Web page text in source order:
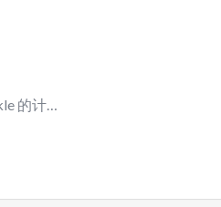
的计…